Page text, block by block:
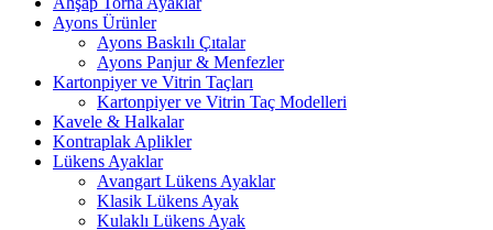
Ayons Ürünler
Ayons Baskılı Çıtalar
Ayons Panjur & Menfezler
Kartonpiyer ve Vitrin Taçları
Kartonpiyer ve Vitrin Taç Modelleri
Kavele & Halkalar
Kontraplak Aplikler
Lükens Ayaklar
Avangart Lükens Ayaklar
Klasik Lükens Ayak
Kulaklı Lükens Ayak